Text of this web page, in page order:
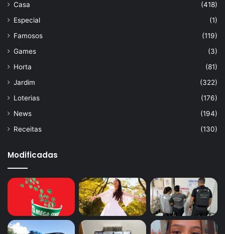
Casa
(418)
Especial
(1)
Famosos
(119)
Games
(3)
Horta
(81)
Jardim
(322)
Loterias
(176)
News
(194)
Receitas
(130)
Modificadas